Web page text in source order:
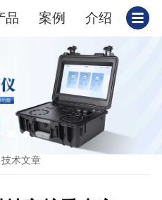
品 案例 介绍
技术文章